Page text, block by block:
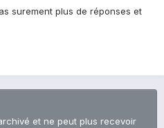
surement plus de réponses et
et ne peut plus recevoir